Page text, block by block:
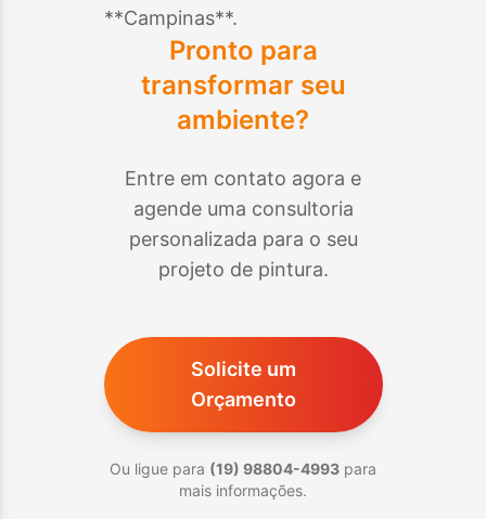
**Campinas**.
Pronto para
transformar seu
ambiente?
Entre em contato agora e
agende uma consultoria
personalizada para o seu
projeto de pintura.
Solicite um
Orçamento
Ou ligue para (19) 98804-4993 para
mais informações.